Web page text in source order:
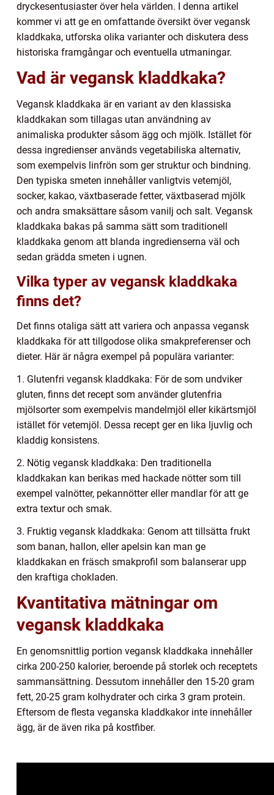
dryckesentusiaster över hela världen. I denna artikel
kommer vi att ge en omfattande översikt över vegansk
kladdkaka, utforska olika varianter och diskutera dess
historiska framgångar och eventuella utmaningar.
Vad är vegansk kladdkaka?
Vegansk kladdkaka är en variant av den klassiska
kladdkakan som tillagas utan användning av
animaliska produkter såsom ägg och mjölk. Istället för
dessa ingredienser används vegetabiliska alternativ,
som exempelvis linfrön som ger struktur och bindning.
Den typiska smeten innehåller vanligtvis vetemjöl,
socker, kakao, växtbaserade fetter, växtbaserad mjölk
och andra smaksättare såsom vanilj och salt. Vegansk
kladdkaka bakas på samma sätt som traditionell
kladdkaka genom att blanda ingredienserna väl och
sedan grädda smeten i ugnen.
Vilka typer av vegansk kladdkaka
finns det?
Det finns otaliga sätt att variera och anpassa vegansk
kladdkaka för att tillgodose olika smakpreferenser och
dieter. Här är några exempel på populära varianter:
1. Glutenfri vegansk kladdkaka: För de som undviker
gluten, finns det recept som använder glutenfria
mjölsorter som exempelvis mandelmjöl eller kikärtsmjöl
istället för vetemjöl. Dessa recept ger en lika ljuvlig och
kladdig konsistens.
2. Nötig vegansk kladdkaka: Den traditionella
kladdkakan kan berikas med hackade nötter som till
exempel valnötter, pekannötter eller mandlar för att ge
extra textur och smak.
3. Fruktig vegansk kladdkaka: Genom att tillsätta frukt
som banan, hallon, eller apelsin kan man ge
kladdkakan en fräsch smakprofil som balanserar upp
den kraftiga chokladen.
Kvantitativa mätningar om
vegansk kladdkaka
En genomsnittlig portion vegansk kladdkaka innehåller
cirka 200-250 kalorier, beroende på storlek och receptets
sammansättning. Dessutom innehåller den 15-20 gram
fett, 20-25 gram kolhydrater och cirka 3 gram protein.
Eftersom de flesta veganska kladdkakor inte innehåller
ägg, är de även rika på kostfiber.